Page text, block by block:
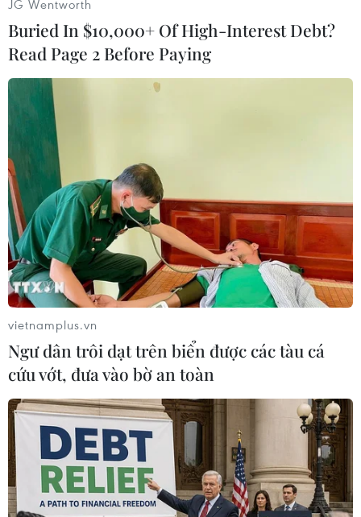
#Thiết bị an ninh
#Tấn công tại Đức
Theo dõi VietnamPlus
JG Wentworth
Buried In $10,000+ Of High-Interest Debt?
Read Page 2 Before Paying
vietnamplus.vn
Ngư dân trôi dạt trên biển được các tàu cá
cứu vớt, đưa vào bờ an toàn